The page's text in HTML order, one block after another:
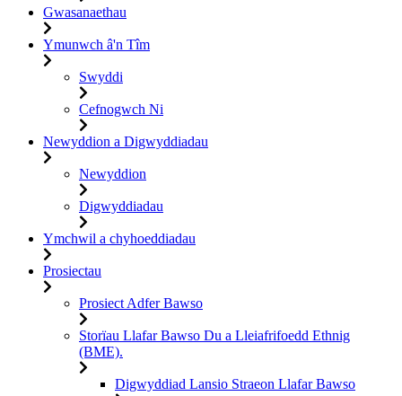
Gwasanaethau
Ymunwch â'n Tîm
Swyddi
Cefnogwch Ni
Newyddion a Digwyddiadau
Newyddion
Digwyddiadau
Ymchwil a chyhoeddiadau
Prosiectau
Prosiect Adfer Bawso
Storïau Llafar Bawso Du a Lleiafrifoedd Ethnig
(BME).
Digwyddiad Lansio Straeon Llafar Bawso